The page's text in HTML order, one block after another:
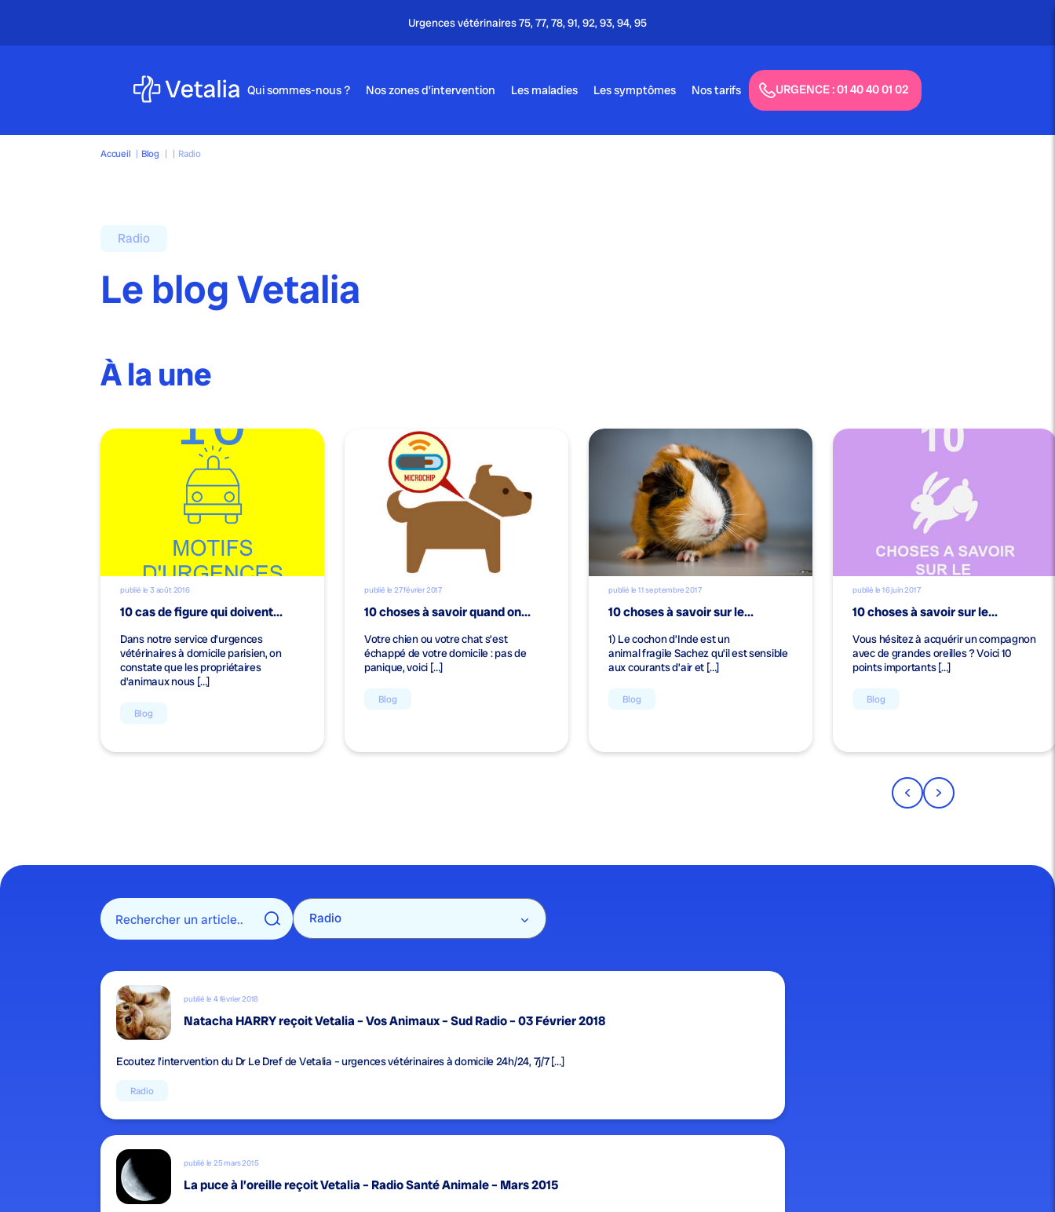
Urgences vétérinaires 75, 77, 78, 91, 92, 93, 94, 95
Qui sommes-nous ? Nos zones d’intervention Les maladies Les symptômes Nos tarifs URGENCE : 01 40 40 01 02
Accueil | Blog | | Radio
Radio
Le blog Vetalia
À la une
publié le 3 août 2016
10 cas de figure qui doivent...
Dans notre service d’urgences
vétérinaires à domicile parisien, on
constate que les propriétaires
d’animaux nous […]
Blog
publié le 27 février 2017
10 choses à savoir quand on...
Votre chien ou votre chat s’est
échappé de votre domicile : pas de
panique, voici […]
Blog
publié le 11 septembre 2017
10 choses à savoir sur le...
1) Le cochon d’Inde est un
animal fragile Sachez qu’il est sensible
aux courants d’air et […]
Blog
publié le 16 juin 2017
10 choses à savoir sur le...
Vous hésitez à acquérir un compagnon
avec de grandes oreilles ? Voici 10
points importants […]
Blog
publié le 4 février 2018
Natacha HARRY reçoit Vetalia – Vos Animaux – Sud Radio – 03 Février 2018
Ecoutez l’intervention du Dr Le Dref de Vetalia – urgences vétérinaires à domicile 24h/24, 7j/7 […]
Radio
publié le 25 mars 2015
La puce à l’oreille reçoit Vetalia – Radio Santé Animale – Mars 2015